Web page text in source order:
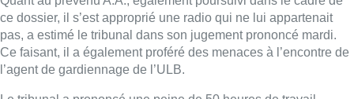
ce dossier, il s’est approprié une radio qui ne lui appartenait
pas, a estimé le tribunal dans son jugement prononcé mardi.
Ce faisant, il a également proféré des menaces à l’encontre de
l’agent de gardiennage de l’ULB.